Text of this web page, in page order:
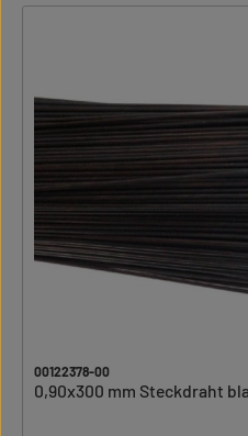
00122378-00
0,90x300 mm Steckdraht